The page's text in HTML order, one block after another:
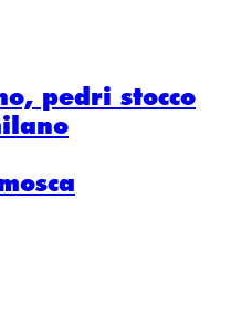
pedri stocco